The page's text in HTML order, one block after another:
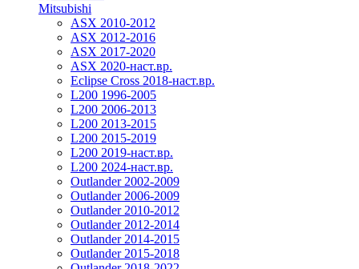
Mitsubishi
ASX 2010-2012
ASX 2012-2016
ASX 2017-2020
ASX 2020-наст.вр.
Eclipse Cross 2018-наст.вр.
L200 1996-2005
L200 2006-2013
L200 2013-2015
L200 2015-2019
L200 2019-наст.вр.
L200 2024-наст.вр.
Outlander 2002-2009
Outlander 2006-2009
Outlander 2010-2012
Outlander 2012-2014
Outlander 2014-2015
Outlander 2015-2018